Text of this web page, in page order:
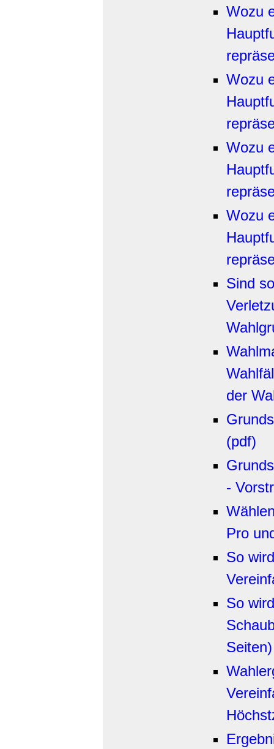
Wozu
Wozu
Wozu
Wozu
Sind
der
(pdf)
-
Pro
So
So
Seiten)